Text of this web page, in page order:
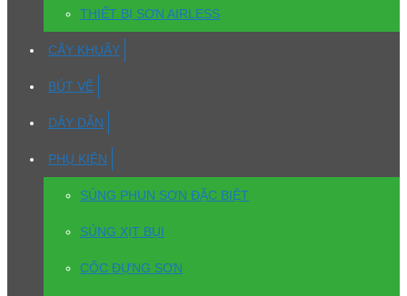
THIẾT BỊ SƠN AIRLESS
CÂY KHUẤY
BÚT VẼ
DÂY DẪN
PHỤ KIỆN
SÚNG PHUN SƠN ĐẶC BIỆT
SÚNG XỊT BỤI
CỐC ĐỰNG SƠN